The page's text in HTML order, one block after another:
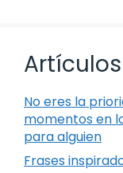
No eres la
momentos en
para alguien
Frases